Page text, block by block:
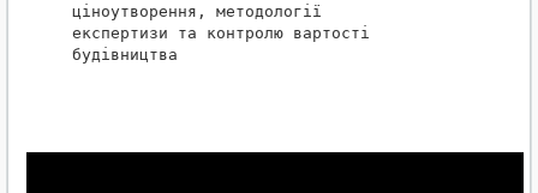
ціноутворення, методології
експертизи та контролю вартості
будівництва